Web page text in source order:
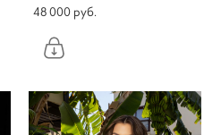
48 000 pуб.